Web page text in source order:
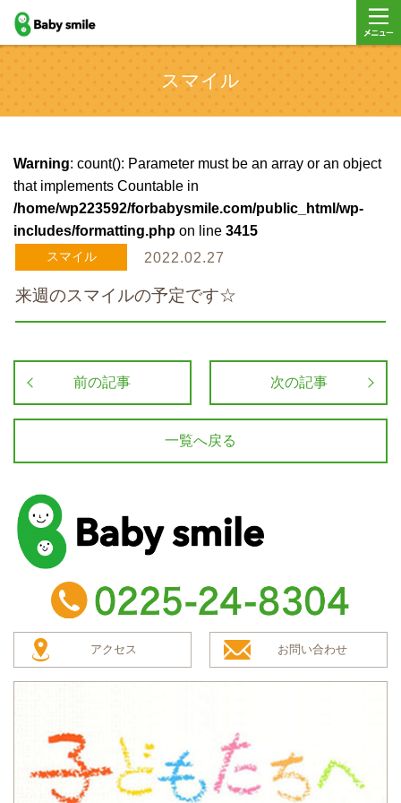
baby smile
スマイル
Warning: count(): Parameter must be an array or an object
that implements Countable in
/home/wp223592/forbabysmile.com/public_html/wp-
includes/formatting.php on line 3415
スマイル 2022.02.27
来週のスマイルの予定です☆
前の記事 次の記事
一覧へ戻る
baby smile
TEL：0225-24-8304
アクセス お問い合わせ